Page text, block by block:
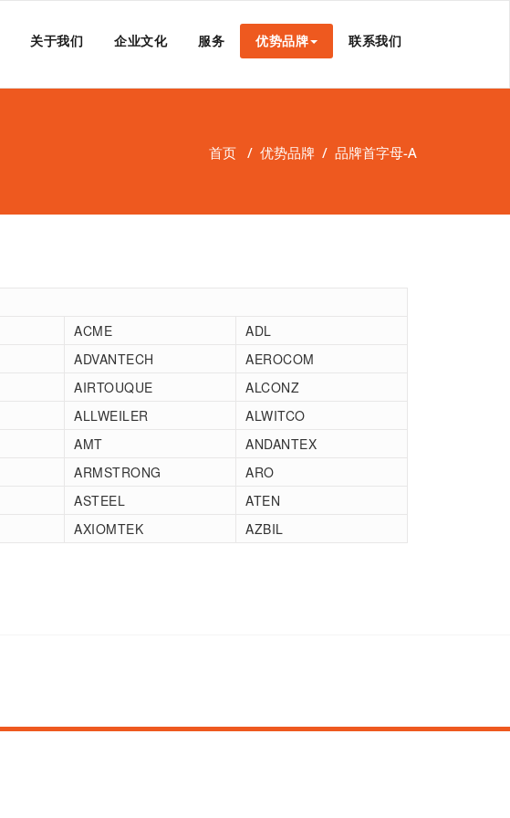
关于我们 企业文化 服务 优势品牌 联系我们
首页 / 优势品牌 / 品牌首字母-A
ACME
ADL
ADVANTECH
AEROCOM
AIRTOUQUE
ALCONZ
ALLWEILER
ALWITCO
AMT
ANDANTEX
ARMSTRONG
ARO
ASTEEL
ATEN
AXIOMTEK AZBIL